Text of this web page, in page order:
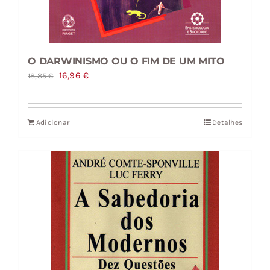
O DARWINISMO OU O FIM DE UM MITO
18,85€
O
original
era:
16,96€O
atual
Adicionar Detalhes